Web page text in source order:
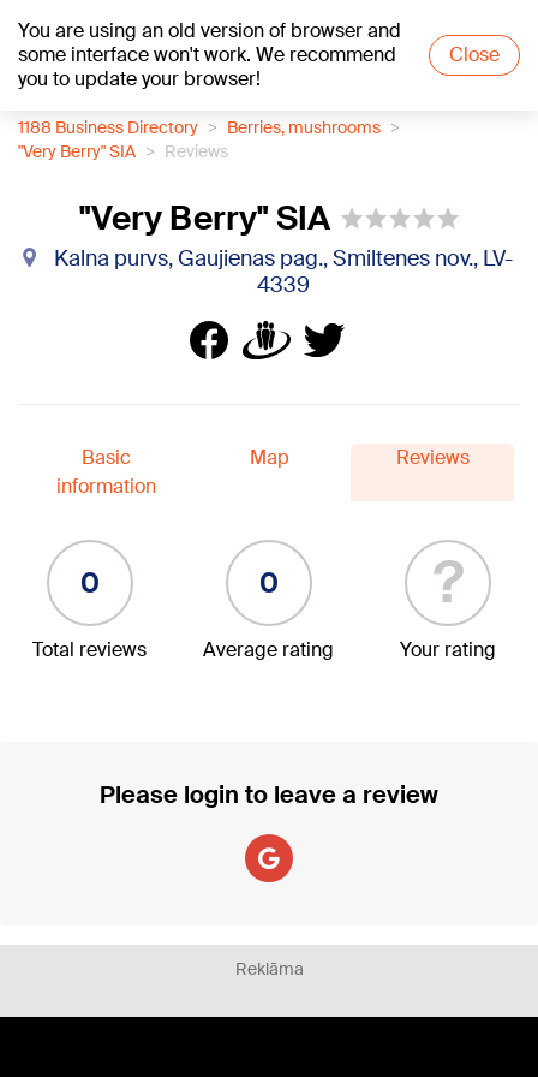
You are using an old version of browser and
some interface won't work. We recommend
you to update your browser!
Close
+18°C
1188 Business Directory
Berries, mushrooms
"Very Berry" SIA
Reviews
"Very Berry" SIA
Kalna purvs, Gaujienas pag., Smiltenes nov., LV-
4339
Basic
information
Map Reviews
0
Total reviews
0
Average rating
?
Your rating
Please login to leave a review
Reklāma